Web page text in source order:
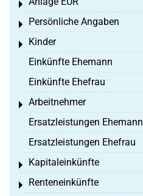
Toggle menu
Persönliche Angaben
Toggle menu
Kinder
Toggle menu
Einkünfte Ehemann
Einkünfte Ehefrau
Arbeitnehmer
Toggle menu
Ersatzleistungen Ehemann
Ersatzleistungen Ehefrau
Kapitaleinkünfte
Toggle menu
Renteneinkünfte
Toggle menu